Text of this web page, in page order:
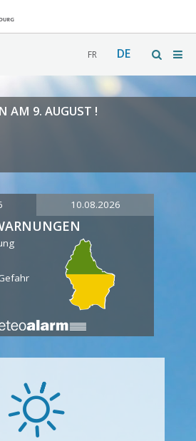
FR DE
AM 9. AUGUST !
10.08.2026